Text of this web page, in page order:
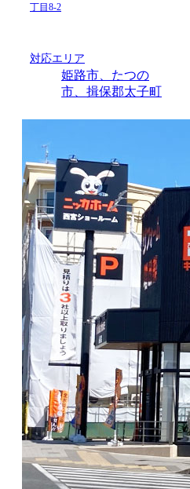
丁目8-2
対応エリア
姫路市、たつの
市、揖保郡太子町